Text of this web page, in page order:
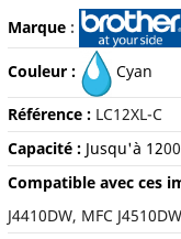
Marque:
Couleur : Cyan
Référence : LC12XL-C
Capacité : Jusqu'à 12
Compatible avec ces
J4410DW, MFC